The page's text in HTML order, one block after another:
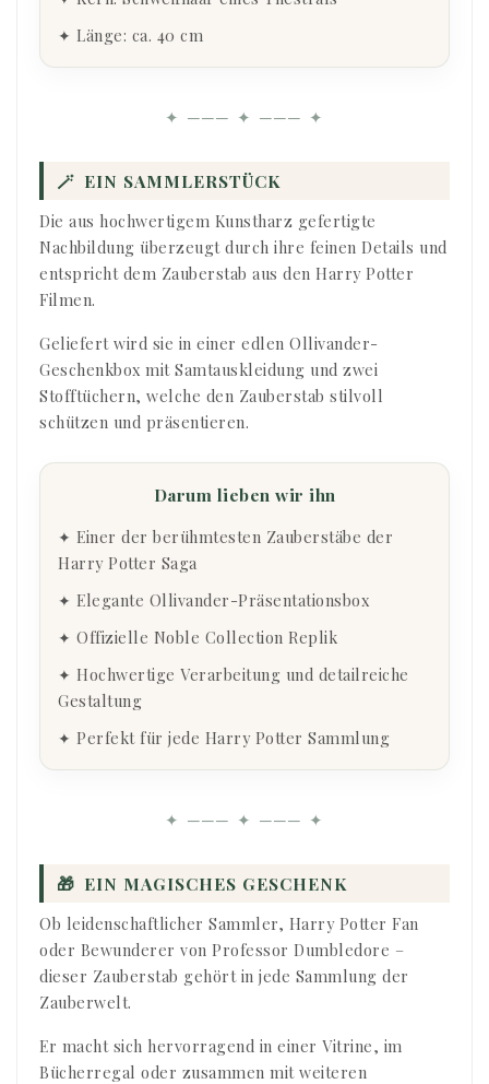
✦ Länge: ca. 40 cm
✦ ─── ✦ ─── ✦
🪄 EIN SAMMLERSTÜCK
Die aus hochwertigem Kunstharz gefertigte
Nachbildung überzeugt durch ihre feinen Details und
entspricht dem Zauberstab aus den Harry Potter
Filmen.
Geliefert wird sie in einer edlen Ollivander-
Geschenkbox mit Samtauskleidung und zwei
Stofftüchern, welche den Zauberstab stilvoll
schützen und präsentieren.
Darum lieben wir ihn
✦ Einer der berühmtesten Zauberstäbe der
Harry Potter Saga
✦ Elegante Ollivander-Präsentationsbox
✦ Offizielle Noble Collection Replik
✦ Hochwertige Verarbeitung und detailreiche
Gestaltung
✦ Perfekt für jede Harry Potter Sammlung
✦ ─── ✦ ─── ✦
🎁 EIN MAGISCHES GESCHENK
Ob leidenschaftlicher Sammler, Harry Potter Fan
oder Bewunderer von Professor Dumbledore –
dieser Zauberstab gehört in jede Sammlung der
Zauberwelt.
Er macht sich hervorragend in einer Vitrine, im
Bücherregal oder zusammen mit weiteren